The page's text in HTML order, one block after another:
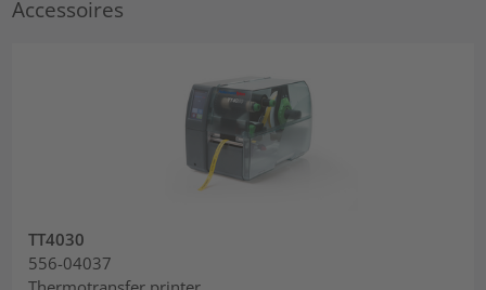
Accessoires
TT4030
556-04037